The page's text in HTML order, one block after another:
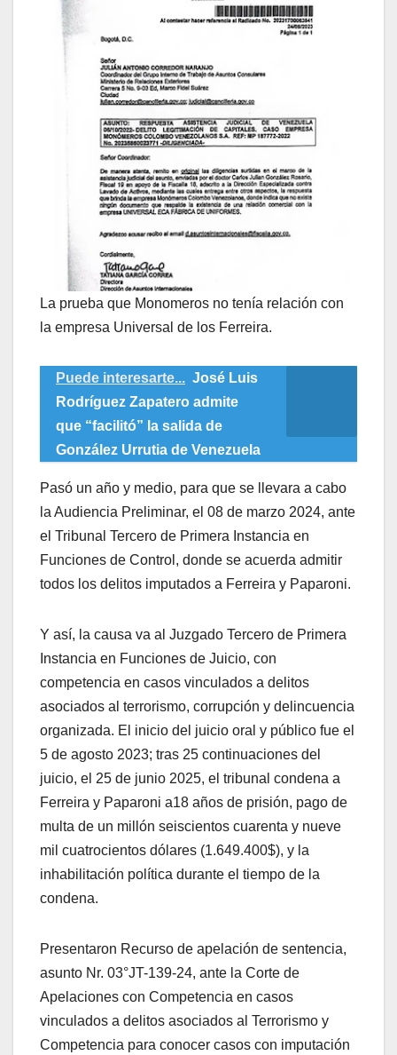
La prueba que Monomeros no tenía relación con
la empresa Universal de los Ferreira.
Puede interesarte... José Luis
Rodríguez Zapatero admite
que “facilitó” la salida de
González Urrutia de Venezuela
Pasó un año y medio, para que se llevara a cabo
la Audiencia Preliminar, el 08 de marzo 2024, ante
el Tribunal Tercero de Primera Instancia en
Funciones de Control, donde se acuerda admitir
todos los delitos imputados a Ferreira y Paparoni.
Y así, la causa va al Juzgado Tercero de Primera
Instancia en Funciones de Juicio, con
competencia en casos vinculados a delitos
asociados al terrorismo, corrupción y delincuencia
organizada. El inicio del juicio oral y público fue el
5 de agosto 2023; tras 25 continuaciones del
juicio, el 25 de junio 2025, el tribunal condena a
Ferreira y Paparoni a18 años de prisión, pago de
multa de un millón seiscientos cuarenta y nueve
mil cuatrocientos dólares (1.649.400$), y la
inhabilitación política durante el tiempo de la
condena.
Presentaron Recurso de apelación de sentencia,
asunto Nr. 03°JT-139-24, ante la Corte de
Apelaciones con Competencia en casos
vinculados a delitos asociados al Terrorismo y
Competencia para conocer casos con imputación